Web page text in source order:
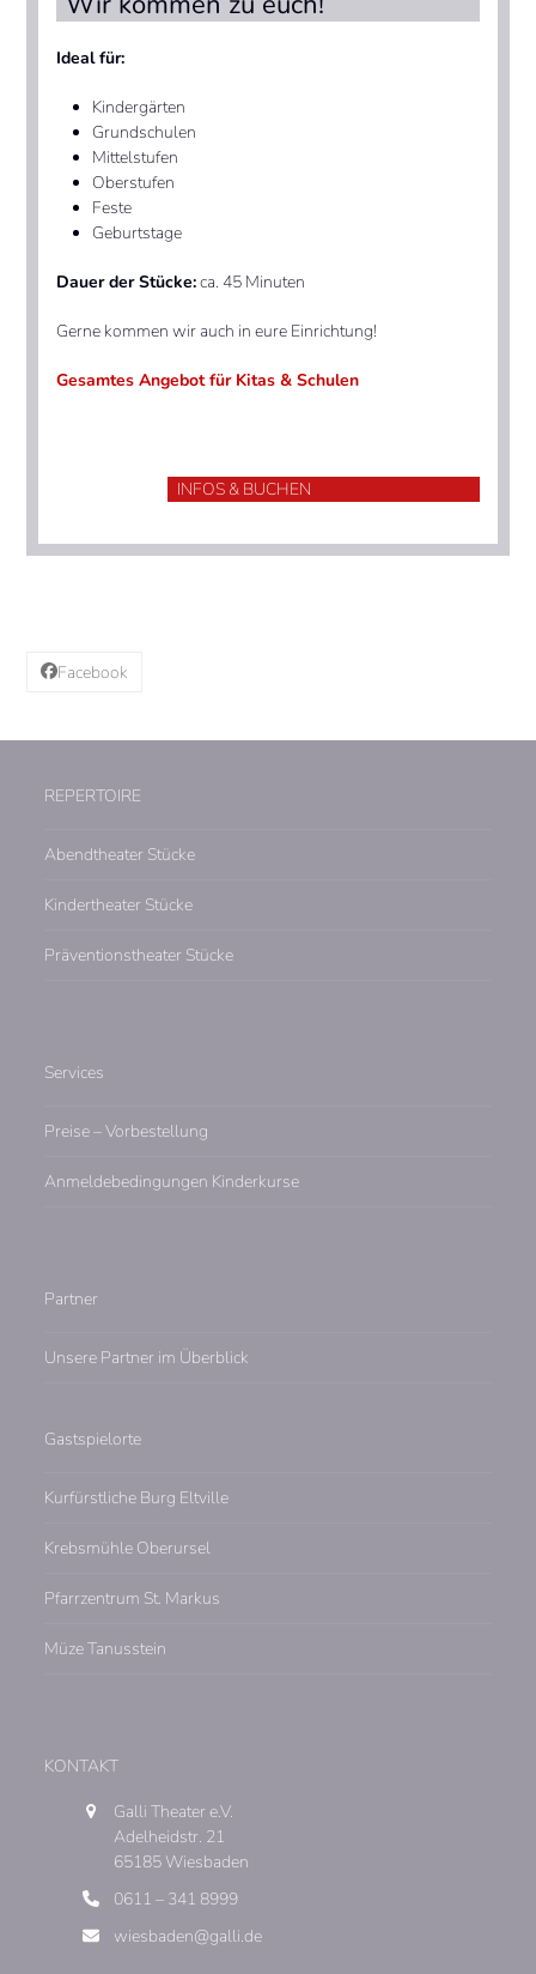
Ideal für:
Kindergärten
Grundschulen
Mittelstufen
Oberstufen
Feste
Geburtstage
Dauer der Stücke:ca. 45 Minuten
Gerne kommen wir auch in eure Einrichtung!
Gesamtes Angebot für Kitas & Schulen
INFOS & BUCHEN
Facebook
REPERTOIRE
Abendtheater Stücke
Kindertheater Stücke
Präventionstheater Stücke
Services
Preise – Vorbestellung
Anmeldebedingungen Kinderkurse
Partner
Unsere Partner im Überblick
Gastspielorte
Kurfürstliche Burg Eltville
Krebsmühle Oberursel
Pfarrzentrum St. Markus
Müze Tanusstein
KONTAKT
Galli Theater e.V.
Adelheidstr. 21
65185 Wiesbaden
0611 – 341 8999
wiesbaden@galli.de